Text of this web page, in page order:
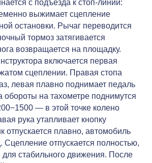
с подъезда к стоп-линии:
выжимает сцепление
остановки. Рычаг переводится
тормоз затягивается
возвращается на площадку.
включается первая
сцеплении. Правая стопа
левая плавно поднимает педаль
обороты на тахометре поднимутся
— в этой точке колено
рука утапливает кнопку
отпускается плавно, автомобиль
Сцепление отпускается полностью,
для стабильного движения. После